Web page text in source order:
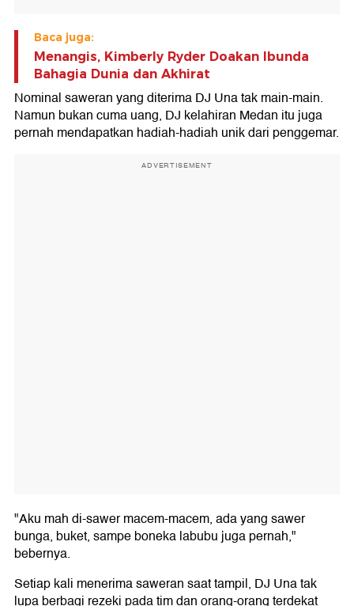
Baca juga:
Menangis, Kimberly Ryder Doakan Ibunda
Bahagia Dunia dan Akhirat
Nominal saweran yang diterima DJ Una tak main-main.
Namun bukan cuma uang, DJ kelahiran Medan itu juga
pernah mendapatkan hadiah-hadiah unik dari penggemar.
ADVERTISEMENT
"Aku mah di-sawer macem-macem, ada yang sawer
bunga, buket, sampe boneka labubu juga pernah,"
bebernya.
Setiap kali menerima saweran saat tampil, DJ Una tak
lupa berbagi rezeki pada tim dan orang-orang terdekat